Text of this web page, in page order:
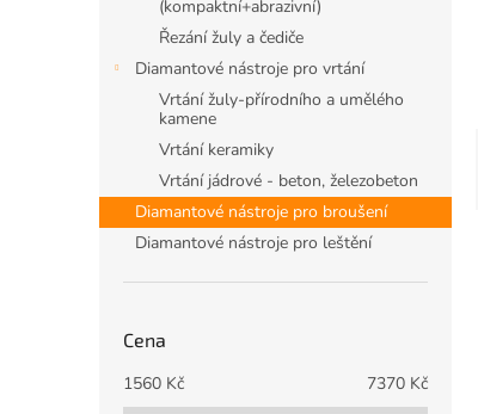
(kompaktní+abrazivní)
Řezání žuly a čediče
Diamantové nástroje pro vrtání
Vrtání žuly-přírodního a umělého
kamene
Vrtání keramiky
Vrtání jádrové - beton, železobeton
Diamantové nástroje pro broušení
Diamantové nástroje pro leštění
Cena
1560 Kč 7370 Kč